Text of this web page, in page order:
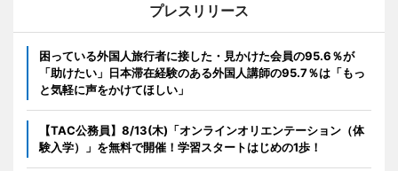
プレスリリース
困っている外国人旅行者に接した・見かけた会員の95.6％が
「助けたい」日本滞在経験のある外国人講師の95.7％は「もっ
と気軽に声をかけてほしい」
【TAC公務員】8/13(木)「オンラインオリエンテーション（体
験入学）」を無料で開催！学習スタートはじめの1歩！